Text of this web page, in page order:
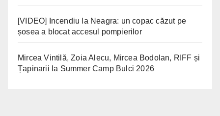
[VIDEO] Incendiu la Neagra: un copac căzut pe
șosea a blocat accesul pompierilor
Mircea Vintilă, Zoia Alecu, Mircea Bodolan, RIFF și
Țapinarii la Summer Camp Bulci 2026